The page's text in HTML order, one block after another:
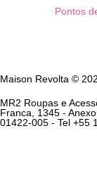
Pontos
Maison Revolta ©
MR2 Roupas e
Franca, 1345 -
01422-005 - Tel +55